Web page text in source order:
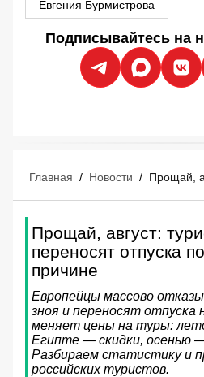
Евгения Бурмистрова
Подписывайтесь на
Главная / Новости /
Прощай, август:
переносят отпуска
причине
Европейцы массово
зноя и переносят отпуска
меняет цены на туры:
Египте — скидки, осенью
Разбираем статистику и
российских туристов.